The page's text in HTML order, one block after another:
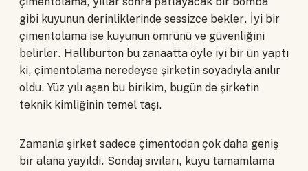
gibi kuyunun derinliklerinde sessizce bekler. İyi bir
çimentolama ise kuyunun ömrünü ve güvenliğini
belirler. Halliburton bu zanaatta öyle iyi bir ün yaptı
ki, çimentolama neredeyse şirketin soyadıyla anılır
oldu. Yüz yılı aşan bu birikim, bugün de şirketin
teknik kimliğinin temel taşı.
Zamanla şirket sadece çimentodan çok daha geniş
bir alana yayıldı. Sondaj sıvıları, kuyu tamamlama